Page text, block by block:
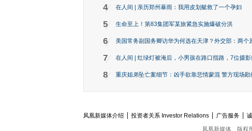
4 在人间 | 亲历郑州暴雨：我用皮划艇救了一个孕妇
5 生命至上！第83集团军某旅紧急实施爆破分洪
6 美国常务副国务卿访华为何选在天津？外交部：两个
7 在人间 | 红绿灯被淹后，小男孩在路口指路，7位摄影
8 重庆姐弟坠亡案细节：凶手欲靠悲情蒙混 警方现场勘
凤凰新媒体介绍 投资者关系 Investor Relations 广告服务
凤凰新媒体
版权